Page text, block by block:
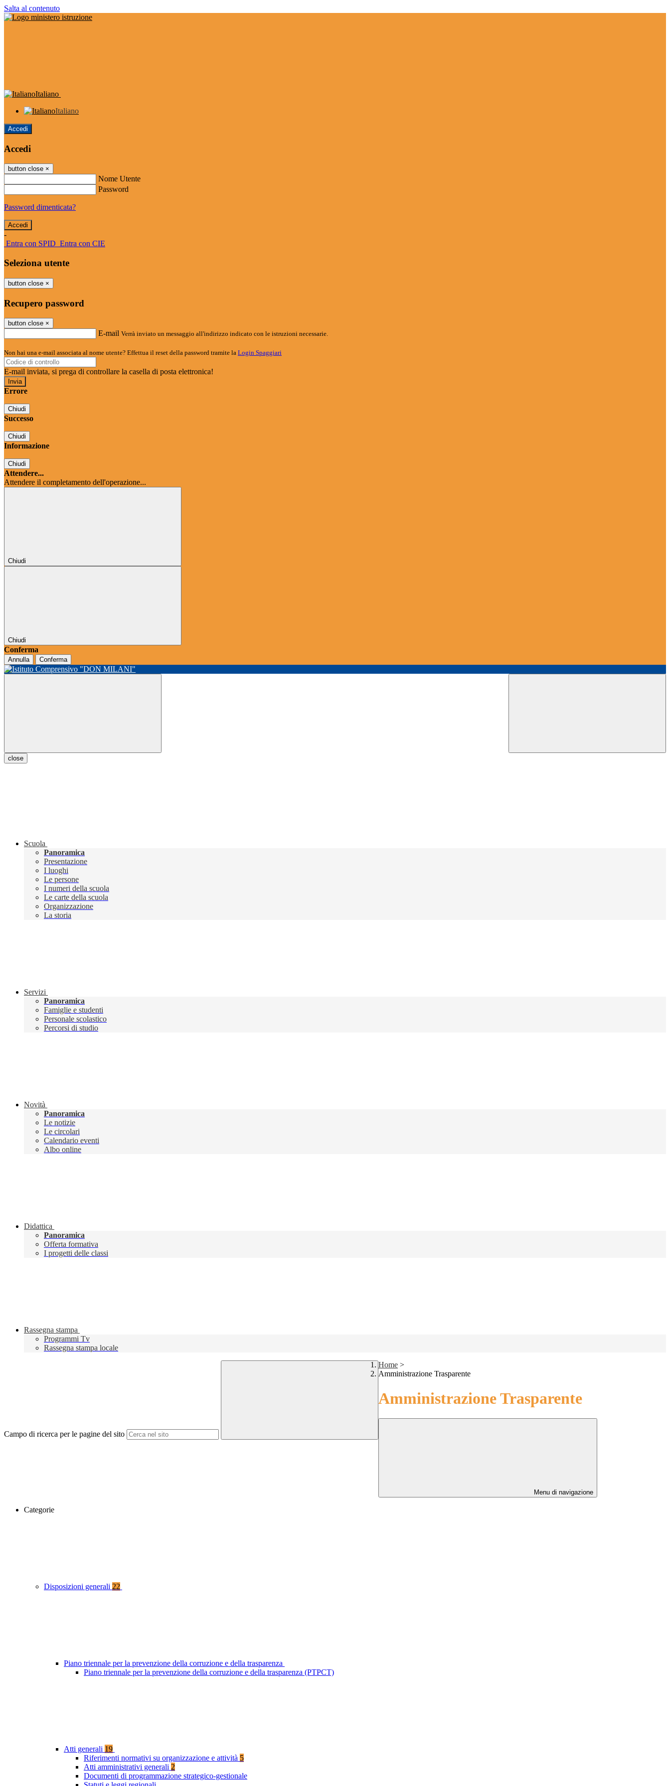
Salta al contenuto
Italiano
Italiano
Accedi
Accedi
button close ×
Nome Utente
Password
Password dimenticata?
-
Entra con SPID Entra con CIE
Seleziona utente
button close ×
Recupero password
button close ×
E-mail Verrà inviato un messaggio all'indirizzo indicato con le istruzioni necessarie.
Non hai una e-mail associata al nome utente? Effettua il reset della password tramite la Login Spaggiari
E-mail inviata, si prega di controllare la casella di posta elettronica!
Errore
Chiudi
Successo
Chiudi
Informazione
Chiudi
Attendere...
Attendere il completamento dell'operazione...
Chiudi
Chiudi
Conferma
Annulla Conferma
close
Scuola
Panoramica
Presentazione
I luoghi
Le persone
I numeri della scuola
Le carte della scuola
Organizzazione
La storia
Servizi
Panoramica
Famiglie e studenti
Personale scolastico
Percorsi di studio
Novità
Panoramica
Le notizie
Le circolari
Calendario eventi
Albo online
Didattica
Panoramica
Offerta formativa
I progetti delle classi
Rassegna stampa
Programmi Tv
Rassegna stampa locale
Campo di ricerca per le pagine del sito
Home >
Amministrazione Trasparente
Amministrazione Trasparente
Menu di navigazione
Categorie
Disposizioni generali 22
Piano triennale per la prevenzione della corruzione e della trasparenza
Piano triennale per la prevenzione della corruzione e della trasparenza (PTPCT)
Atti generali 19
Riferimenti normativi su organizzazione e attività 5
Atti amministrativi generali 2
Documenti di programmazione strategico-gestionale